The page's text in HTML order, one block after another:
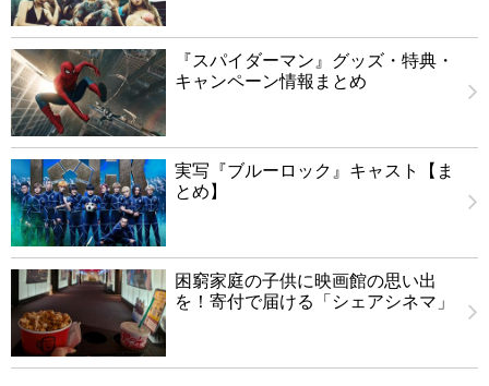
『スパイダーマン』グッズ・特典・
キャンペーン情報まとめ
実写『ブルーロック』キャスト【ま
とめ】
困窮家庭の子供に映画館の思い出
を！寄付で届ける「シェアシネマ」